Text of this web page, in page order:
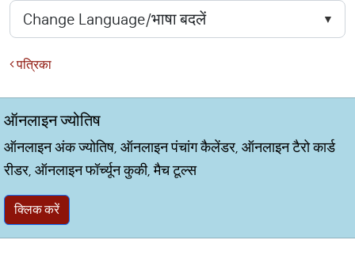
पत्रिका
ऑनलाइन ज्योतिष
ऑनलाइन अंक ज्योतिष, ऑनलाइन पंचांग कैलेंडर, ऑनलाइन टैरो कार्ड
रीडर, ऑनलाइन फॉर्च्यून कुकी, मैच टूल्स
क्लिक करें